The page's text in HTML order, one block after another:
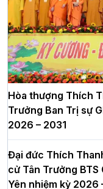
Hòa thượng Thích
Trưởng Ban Trị sự
2026 – 2031
Đại đức Thích
cử Tân Trưởng BTS
Yên nhiệm kỳ 2026